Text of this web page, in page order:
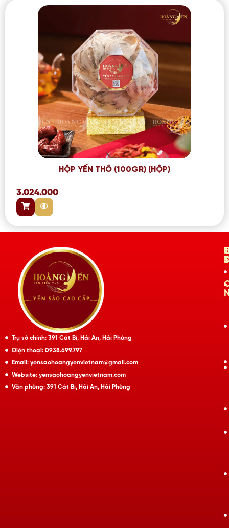
HỘP YẾN THÔ (100GR) (HỘP)
3.024.000
Trụ sở chính: 391 Cát Bi, Hải An, Hải Phòng
Điện thoại: 0938.699.797
Email: yensaohoangyenvietnam@gmail.com
Website: yensaohoangyenvietnam.com
Văn phòng: 391 Cát Bi, Hải An, Hải Phòng